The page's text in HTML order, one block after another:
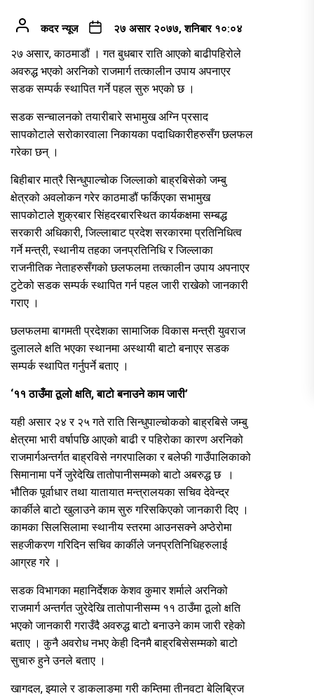
कदर न्यूज २७ असार २०७७, शनिबार १०:०४
२७ असार, काठमाडौं । गत बुधबार राति आएको बाढीपहिरोले
अवरुद्ध भएको अरनिको राजमार्ग तत्कालीन उपाय अपनाएर
सडक सम्पर्क स्थापित गर्ने पहल सुरु भएको छ ।
सडक सन्चालनको तयारीबारे सभामुख अग्नि प्रसाद
सापकोटाले सरोकारवाला निकायका पदाधिकारीहरुसँग छलफल
गरेका छन् ।
बिहीबार मात्रै सिन्धुपाल्चोक जिल्लाको बाह्रबिसेको जम्बु
क्षेत्रको अवलोकन गरेर काठमाडौं फर्किएका सभामुख
सापकोटाले शुक्रबार सिंहदरबारस्थित कार्यकक्षमा सम्बद्ध
सरकारी अधिकारी, जिल्लाबाट प्रदेश सरकारमा प्रतिनिधित्व
गर्ने मन्त्री, स्थानीय तहका जनप्रतिनिधि र जिल्लाका
राजनीतिक नेताहरुसँगको छलफलमा तत्कालीन उपाय अपनाएर
टुटेको सडक सम्पर्क स्थापित गर्न पहल जारी राखेको जानकारी
गराए ।
छलफलमा बागमती प्रदेशका सामाजिक विकास मन्त्री युवराज
दुलालले क्षति भएका स्थानमा अस्थायी बाटो बनाएर सडक
सम्पर्क स्थापित गर्नुपर्ने बताए ।
‘११ ठाउँमा ठूलो क्षति, बाटो बनाउने काम जारी’
यही असार २४ र २५ गते राति सिन्धुपाल्चोकको बाह्रबिसे जम्बु
क्षेत्रमा भारी वर्षापछि आएको बाढी र पहिरोका कारण अरनिको
राजमार्गअन्तर्गत बाह्रविसे नगरपालिका र बलेफी गाउँपालिकाको
सिमानामा पर्ने जुरेदेखि तातोपानीसम्मको बाटो अबरुद्ध छ ।
भौतिक पूर्वाधार तथा यातायात मन्त्रालयका सचिव देवेन्द्र
कार्कीले बाटो खुलाउने काम सुरु गरिसकिएको जानकारी दिए ।
कामका सिलसिलामा स्थानीय स्तरमा आउनसक्ने अप्ठेरोमा
सहजीकरण गरिदिन सचिव कार्कीले जनप्रतिनिधिहरुलाई
आग्रह गरे ।
सडक विभागका महानिर्देशक केशव कुमार शर्माले अरनिको
राजमार्ग अन्तर्गत जुरेदेखि तातोपानीसम्म ११ ठाउँमा ठूलो क्षति
भएको जानकारी गराउँदै अवरुद्ध बाटो बनाउने काम जारी रहेको
बताए । कुनै अवरोध नभए केही दिनमै बाह्रबिसेसम्मको बाटो
सुचारु हुने उनले बताए ।
खागदल, झ्याले र डाकलाङमा गरी कम्तिमा तीनवटा बेलिब्रिज